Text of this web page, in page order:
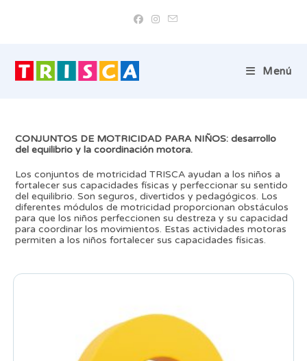
Menú
CONJUNTOS DE MOTRICIDAD PARA NIÑOS: desarrollo
del equilibrio y la coordinación motora.
Los conjuntos de motricidad TRISCA ayudan a los niños a
fortalecer sus capacidades físicas y perfeccionar su sentido
del equilibrio. Son seguros, divertidos y pedagógicos. Los
diferentes módulos de motricidad proporcionan obstáculos
para que los niños perfeccionen su destreza y su capacidad
para coordinar los movimientos. Estas actividades motoras
permiten a los niños fortalecer sus capacidades físicas.